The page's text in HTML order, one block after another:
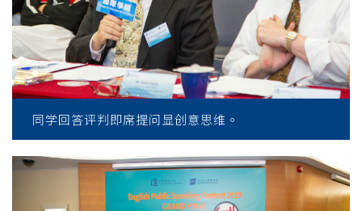
同学回答评判即席提问显创意思维。